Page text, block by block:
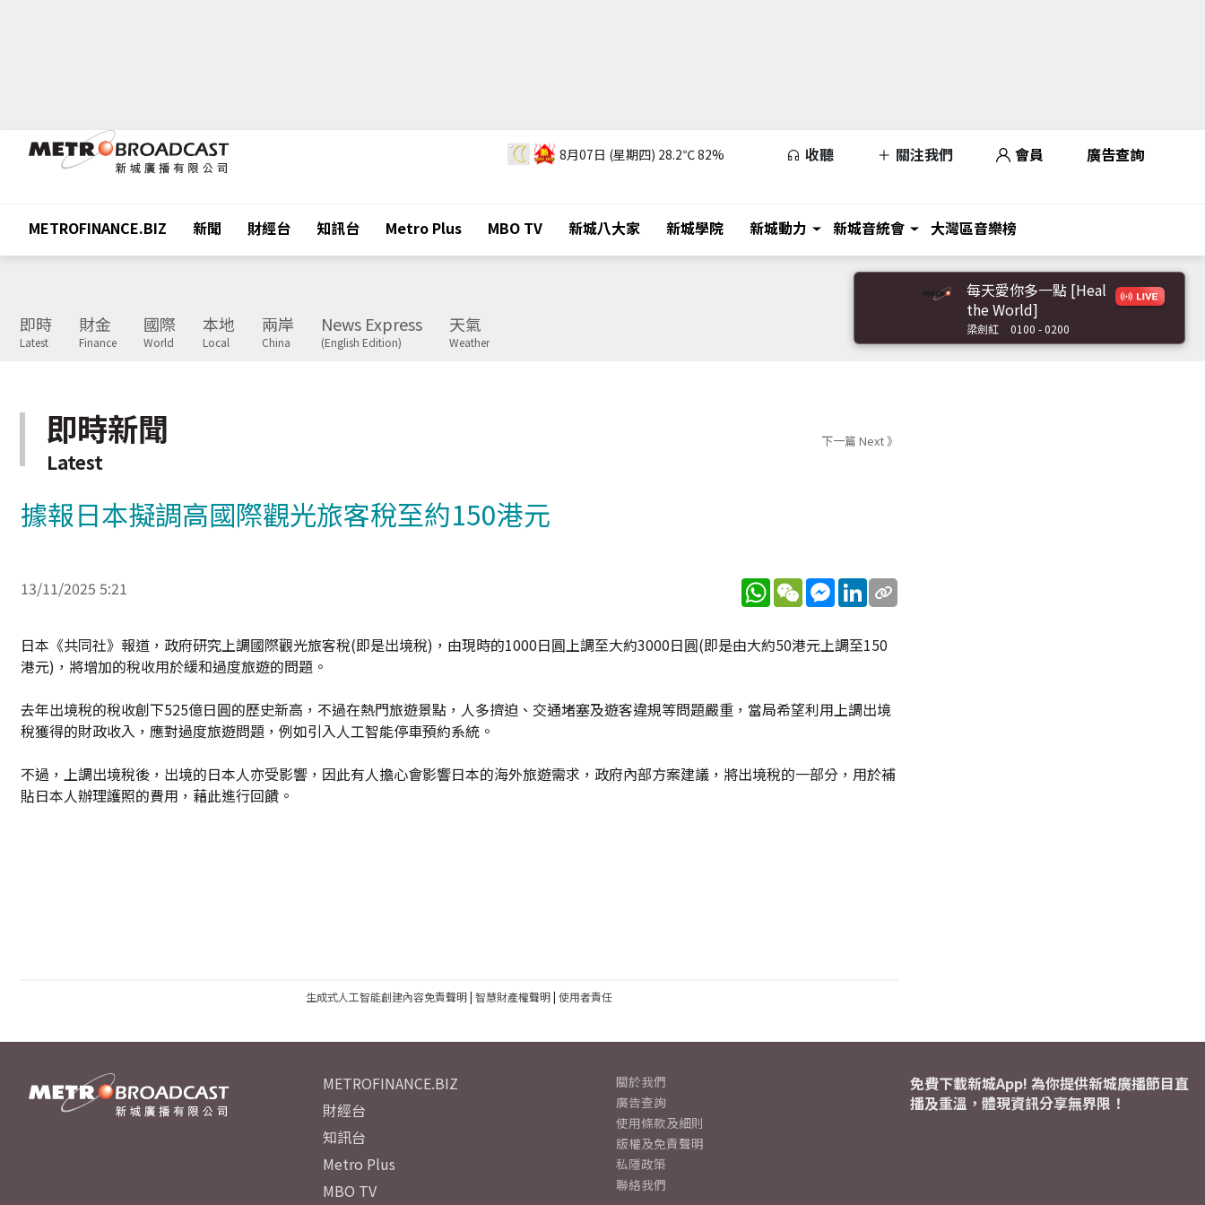
8月07日 (星期四) 28.2℃82% 收聽 關注我們 會員 廣告查詢
METROFINANCE.BIZ 新聞 財經台 知訊台 Metro Plus MBO TV 新城八大家 新城學院 新城動力 新城音統會 大灣區音樂榜
即時
Latest
財金
Finance
國際
World
本地
Local
兩岸
China
News Express
(English Edition)
天氣
Weather
每天愛你多一點 [Heal
the World]
梁劍紅 0100 - 0200
即時新聞
Latest
下一篇 Next 》
據報日本擬調高國際觀光旅客稅至約150港元
13/11/2025 5:21 WhatsApp
WeChatMessenger
LinkedIn
日本《共同社》報道，政府研究上調國際觀光旅客稅(即是出境稅)，由現時的1000日圓上調至大約3000日圓(即是由大約50港元上調至150
港元)，將增加的稅收用於緩和過度旅遊的問題。
去年出境稅的稅收創下525億日圓的歷史新高，不過在熱門旅遊景點，人多擠迫、交通堵塞及遊客違規等問題嚴重，當局希望利用上調出境
稅獲得的財政收入，應對過度旅遊問題，例如引入人工智能停車預約系統。
不過，上調出境稅後，出境的日本人亦受影響，因此有人擔心會影響日本的海外旅遊需求，政府內部方案建議，將出境稅的一部分，用於補
貼日本人辦理護照的費用，藉此進行回饋。
生成式人工智能創建內容免責聲明| 智慧財產權聲明| 使用者責任
METROFINANCE.BIZ
財經台
知訊台
Metro Plus
MBO TV
關於我們
廣告查詢
使用條款及細則
版權及免責聲明
私隱政策
聯絡我們
免費下載新城App! 為你提供新城廣播節目直
播及重溫，體現資訊分享無界限！